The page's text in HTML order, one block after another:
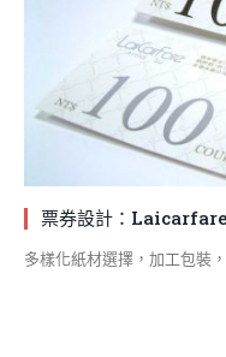
票券設計：
多樣化紙材選擇，加工包裝